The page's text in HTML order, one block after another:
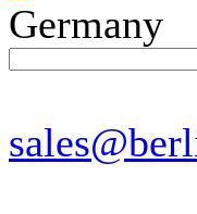
Germany